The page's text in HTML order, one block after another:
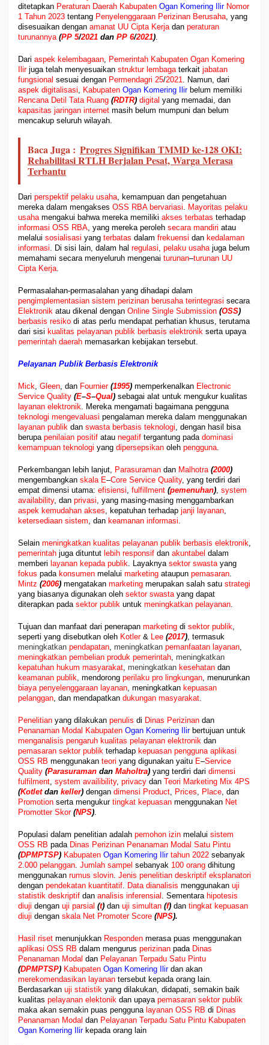
ditetapkan Peraturan Daerah Kabupaten Ogan Komering Ilir Nomor
1 Tahun 2023 tentang Penyelenggaraan Perizinan Berusaha, yang
disesuaikan dengan amanat UU Cipta Kerjadan peraturan
turunannya (PP 5/2021 dan PP 6/2021).
Dari aspek kelembagaan, Pemerintah Kabupaten Ogan Komering
Ilirjuga telah menyesuaikan struktur lembagaterkait jabatan
fungsional sesuai dengan Permendagri 25/2021. Namun, dari
aspek digitalisasi, Kabupaten Ogan Komering Ilirbelum memiliki
Rencana Detil Tata Ruang (RDTR) digital yang memadai, dan
kapasitas jaringan internet masih belum mumpuni dan belum
mencakup seluruh wilayah.
Baca Juga : Progres Signifikan TMMD ke-128 OKI:
Rehabilitasi RTLH Berjalan Pesat, Warga Merasa
Terbantu
Dari perspektif pelaku usaha, kemampuan dan pengetahuan
mereka dalam mengakses OSS RBA bervariasi. Mayoritas pelaku
usahamengakui bahwa mereka memiliki akses terbatas terhadap
informasi OSS RBA, yang mereka peroleh secara mandiri atau
melalui sosialisasi yang terbatas dalam frekuensi dan kedalaman
informasi. Di sisi lain, dalam hal regulasi, pelaku usahajuga belum
memahami secara menyeluruh mengenai turunan–turunan UU
Cipta Kerja.
Permasalahan-permasalahan yang dihadapi dalam
pengimplementasian sistem perizinan berusaha terintegrasi secara
Elektronik atau dikenal dengan Online Single Submission (OSS)
berbasis resiko di atas perlu mendapat perhatian khusus, terutama
dari sisi kualitas pelayanan publik berbasis elektronik serta upaya
pemerintah daerah memasarkan kebijakan tersebut.
Pelayanan Publik Berbasis Elektronik
Mick, Gleen, dan Fournier (1995) memperkenalkan Electronic
Service Quality (E–S–Qual) sebagai alat untuk mengukur kualitas
layanan elektronik. Mereka mengamati bagaimana pengguna
teknologi mengevaluasi pengalaman mereka dalam menggunakan
layanan publik dan swasta berbasis teknologi, dengan hasil bisa
berupa penilaian positif atau negatif tergantung pada dominasi
kemampuan teknologi yang dipersepsikan oleh pengguna.
Perkembangan lebih lanjut, Parasuraman dan Malhotra (2000)
mengembangkan skala E–Core Service Quality, yang terdiri dari
empat dimensi utama: efisiensi, fulfillment (pemenuhan), system
availability, dan privasi, yang masing-masing menggambarkan
aspek kemudahan akses, kepatuhan terhadap janji layanan,
ketersediaan sistem, dan keamanan informasi.
Selain meningkatkan kualitas pelayanan publik berbasis elektronik,
pemerintah juga dituntut lebih responsif dan akuntabel dalam
memberi layanan kepada publik. Layaknya sektor swastayang
fokus pada konsumen melalui marketing ataupun pemasaran.
Mintz (2006) mengatakan marketing merupakan salah satu strategi
yang biasanya digunakan oleh sektor swastayang dapat
diterapkan pada sektor publik untuk meningkatkan pelayanan.
Tujuan dan manfaat dari penerapan marketing di sektor publik,
seperti yang disebutkan oleh Kotler& Lee (2017), termasuk
meningkatkan pendapatan, meningkatkan pemanfaatan layanan,
meningkatkan pembelian produk pemerintah, meningkatkan
kepatuhan hukum masyarakat, meningkatkan kesehatan dan
keamanan publik, mendorong perilaku pro lingkungan, menurunkan
biaya penyelenggaraan layanan, meningkatkan kepuasan
pelanggan, dan mendapatkan dukungan masyarakat.
Penelitian yang dilakukan penulis di Dinas Perizinan dan
Penanaman Modal Kabupaten Ogan Komering Ilirbertujuan untuk
menganalisis pengaruh kualitas pelayanan elektronik dan
pemasaran sektor publik terhadap kepuasan pengguna aplikasi
OSS RB menggunakan teori yang digunakan yaitu E–Service
Quality (Parasuraman dan Maholtra) yang terdiri dari dimensi
fulfilment, system availibility, privacy dan Teori Marketing Mix 4PS
(Kotletdan keller) dengan dimensi Product, Prices, Place, dan
Promotion serta mengukur tingkat kepuasan menggunakan Net
Promotter Skor(NPS).
Populasi dalam penelitian adalah pemohon izin melalui sistem
OSS RB pada Dinas Perizinan Penanaman Modal Satu Pintu
(DPMPTSP) Kabupaten Ogan Komering Ilir tahun 2022 sebanyak
2.000 pelanggan. Jumlah sampel sebanyak 100 orang dihitung
menggunakan rumus slovin. Jenis penelitian deskriptif eksplanatori
dengan pendekatan kuantitatif. Data dianalisis menggunakan uji
statistik deskriptif dan analisis inferensial . Sementara hipotesis
diuji dengan uji parsial (t) dan uji simultan (f) dan tingkat kepuasan
diuji dengan skala Net Promoter Score (NPS).
Hasil riset menunjukkan Responden merasa puas menggunakan
aplikasi OSS RB dalam mengurus perizinan pada Dinas
Penanaman Modal dan Pelayanan Terpadu Satu Pintu
(DPMPTSP) Kabupaten Ogan Komering Ilirdan akan
merekomendasikan layanan tersebut kepada orang lain.
Berdasarkan uji statistik yang dilakukan, didapati, semakin baik
kualitas pelayanan elektonik dan upaya pemasaran sektor publik
maka akan semakin puas pengguna layanan OSS RB di Dinas
Penanaman Modal dan Pelayanan Terpadu Satu Pintu Kabupaten
Ogan Komering Ilirkepada orang lain